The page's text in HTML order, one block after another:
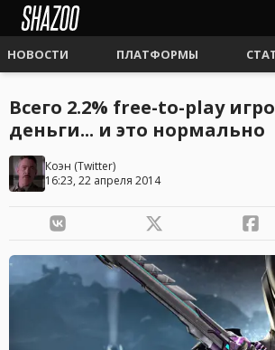
НОВОСТИ ПЛАТФОРМЫ
Всего 2.2% free-to-play
деньги... и это нормально
Коэн (Twitter)
16:23, 22 апреля 2014